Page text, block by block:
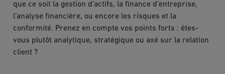
que ce soit la gestion d’actifs, la finance d’entreprise,
l’analyse financière, ou encore les risques et la
conformité. Prenez en compte vos points forts : êtes-
vous plutôt analytique, stratégique ou axé sur la relation
client ?